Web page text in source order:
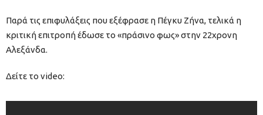
Παρά τις επιφυλάξεις που εξέφρασε η Πέγκυ Ζήνα, τελικά η
κριτική επιτροπή έδωσε το «πράσινο φως» στην 22χρονη
Αλεξάνδα.
Δείτε το video: